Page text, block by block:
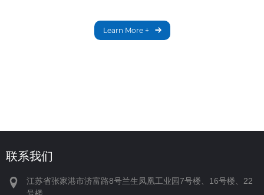
Learn More +
联系我们
江苏省张家港市济富路8号兰生凤凰工业园7号楼、16号楼、22